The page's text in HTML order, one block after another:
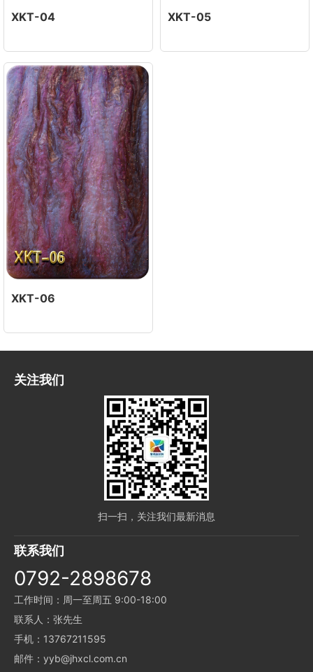
XKT-04 XKT-05
XKT-06
关注我们
扫一扫，关注我们最新消息
联系我们
0792-2898678
工作时间：周一至周五 9:00-18:00
联系人：张先生
手机：13767211595
邮件：yyb@jhxcl.com.cn